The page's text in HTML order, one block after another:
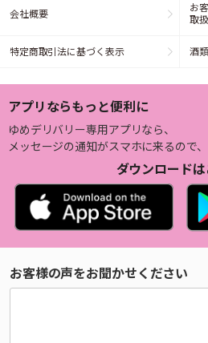
会社概要
お
取
特定商取引法に基づく表示 酒
アプリならもっと便利に
ゆめデリバリー専用アプリなら、
メッセージの通知がスマホに来るので、
ダウンロードは
お客様の声をお聞かせください